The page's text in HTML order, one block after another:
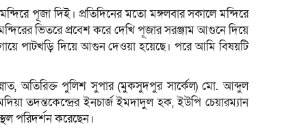
মন্দিরে পূজা দিই। প্রতিদিনের মতো মঙ্গলবার সকালে মন্দিরে
ভিতরে প্রবেশ করে দেখি পূজার সরঞ্জাম আগুনে দিয়ে
পাটখড়ি দিয়ে আগুন দেওয়া হয়েছে। পরে আমি বিষয়টি
অতিরিক্ত পুলিশ সুপার (মুকসুদপুর সার্কেল) মো. আব্দুল
তদন্তকেন্দ্রের ইনচার্জ ইমদাদুল হক, ইউপি চেয়ারম্যান
পরিদর্শন করেছেন।